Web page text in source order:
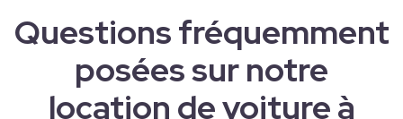
Questions fréquemment
posées sur notre
location de voiture à